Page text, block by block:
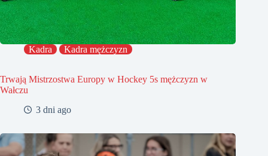
Kadra Kadra mężczyzn
Trwają Mistrzostwa Europy w Hockey 5s mężczyzn w
Wałczu
3 dni ago